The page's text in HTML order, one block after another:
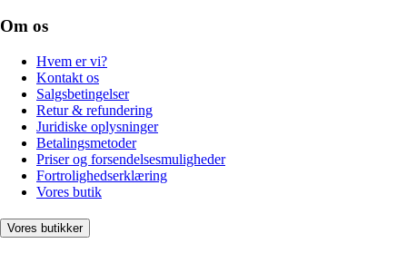
Om os
Hvem er vi?
Kontakt os
Salgsbetingelser
Retur & refundering
Juridiske oplysninger
Betalingsmetoder
Priser og forsendelsesmuligheder
Fortrolighedserklæring
Vores butik
Vores butikker